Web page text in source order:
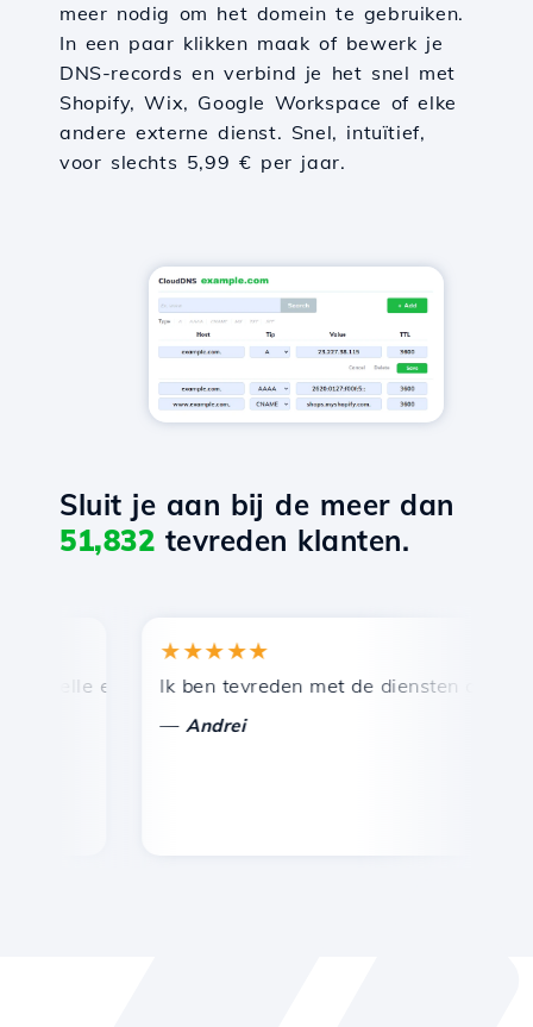
meer nodig om het domein te gebruiken.
In een paar klikken maak of bewerk je
DNS-records en verbind je het snel met
Shopify, Wix, Google Workspace of elke
andere externe dienst. Snel, intuïtief,
voor slechts 5,99 € per jaar.
Sluit je aan bij de meer dan
51,832 tevreden klanten.
en efficiënte technische ondersteuning.
★★★★★
Ik ben tevreden met de diensten die door
Andrei